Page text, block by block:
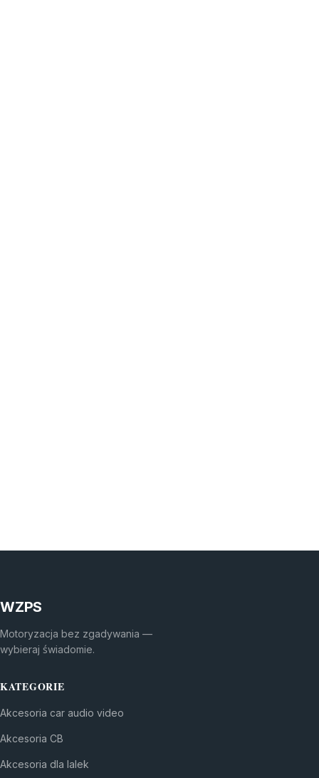
WZPS
Motoryzacja bez zgadywania —
wybieraj świadomie.
KATEGORIE
Akcesoria car audio video
Akcesoria CB
Akcesoria dla lalek